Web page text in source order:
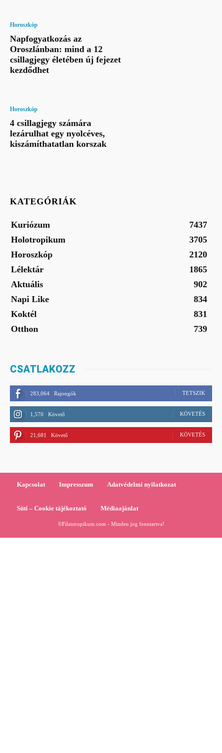
Horoszkóp
Napfogyatkozás az
Oroszlánban: mind a 12
csillagjegy életében új fejezet
kezdődhet
Horoszkóp
4 csillagjegy számára
lezárulhat egy nyolcéves,
kiszámíthatatlan korszak
KATEGÓRIÁK
Kuriózum
7437
Holotropikum
3705
Horoszkóp
2120
Lélektár
1865
Aktuális
902
Napi Like
834
Koktél
831
Otthon
739
CSATLAKOZZ
283,064 Rajongók TETSZIK
1,570 Követő KÖVETÉS
21,681 Követő KÖVETÉS
Kapcsolat Impresszum Adatvédelmi nyilatkozat
Süti – Cookie tájékoztató Médiaajánlat
©Filantropikum.com - Minden jog fenntartva!